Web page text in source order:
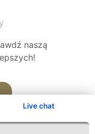
Live chat
naszą